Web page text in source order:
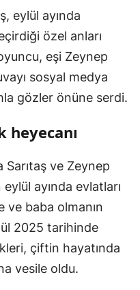
eylül ayında
özel anları
eşi Zeynep
sosyal medya
gözler önüne serdi.
Sarıtaş ve Zeynep
ayında evlatları
ve baba olmanın
2025 tarihinde
çiftin hayatında
vesile oldu.